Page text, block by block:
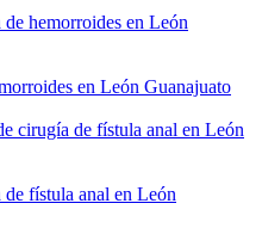
hemorroides en León
en León Guanajuato
cirugía de fístula anal en León
fístula anal en León